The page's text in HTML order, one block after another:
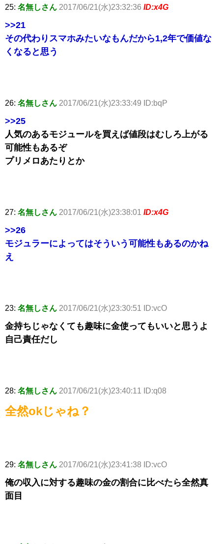
25: 名無しさん 2017/06/21(水)23:32:36 ID:x4G
>>21
その代わりスマホみたいなもんだから1,2年で価値な
くなると思う
26: 名無しさん 2017/06/21(水)23:33:49 ID:bqP
>>25
人気のあるモジュールを買えば値段はむしろ上がる
可能性もあるぞ
プリメロあたりとか
27: 名無しさん 2017/06/21(水)23:38:01 ID:x4G
>>26
モジュラーによってはそういう可能性もあるのかね
え
23: 名無しさん 2017/06/21(水)23:30:51 ID:vcO
金持ちじゃなくても趣味に金使ってもいいと思うよ
自己責任だし
28: 名無しさん 2017/06/21(水)23:40:11 ID:q08
全然okじゃね？
29: 名無しさん 2017/06/21(水)23:41:38 ID:vcO
俺の収入に対する趣味の金の割合に比べたら全然真
面目